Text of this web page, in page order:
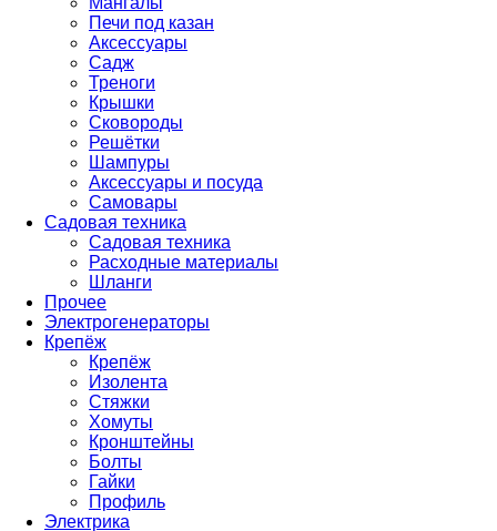
Печи под казан
Аксессуары
Садж
Треноги
Крышки
Сковороды
Решётки
Шампуры
Аксессуары и посуда
Самовары
Садовая техника
Садовая техника
Расходные материалы
Шланги
Прочее
Электрогенераторы
Крепёж
Крепёж
Изолента
Стяжки
Хомуты
Кронштейны
Болты
Гайки
Профиль
Электрика